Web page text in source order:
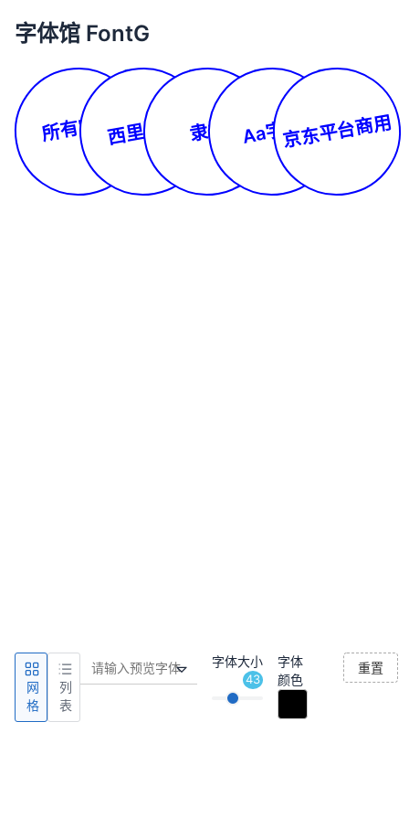
字体馆 FontG
所有字体西里尔文 隶书 Aa字库京东平台商用
网
格
列
表
字体大小
43
字体
颜色
重置